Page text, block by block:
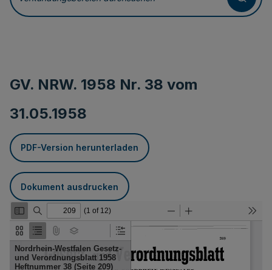
Verkündungsbereich durchsuchen
GV. NRW. 1958 Nr. 38 vom
31.05.1958
PDF-Version herunterladen
Dokument ausdrucken